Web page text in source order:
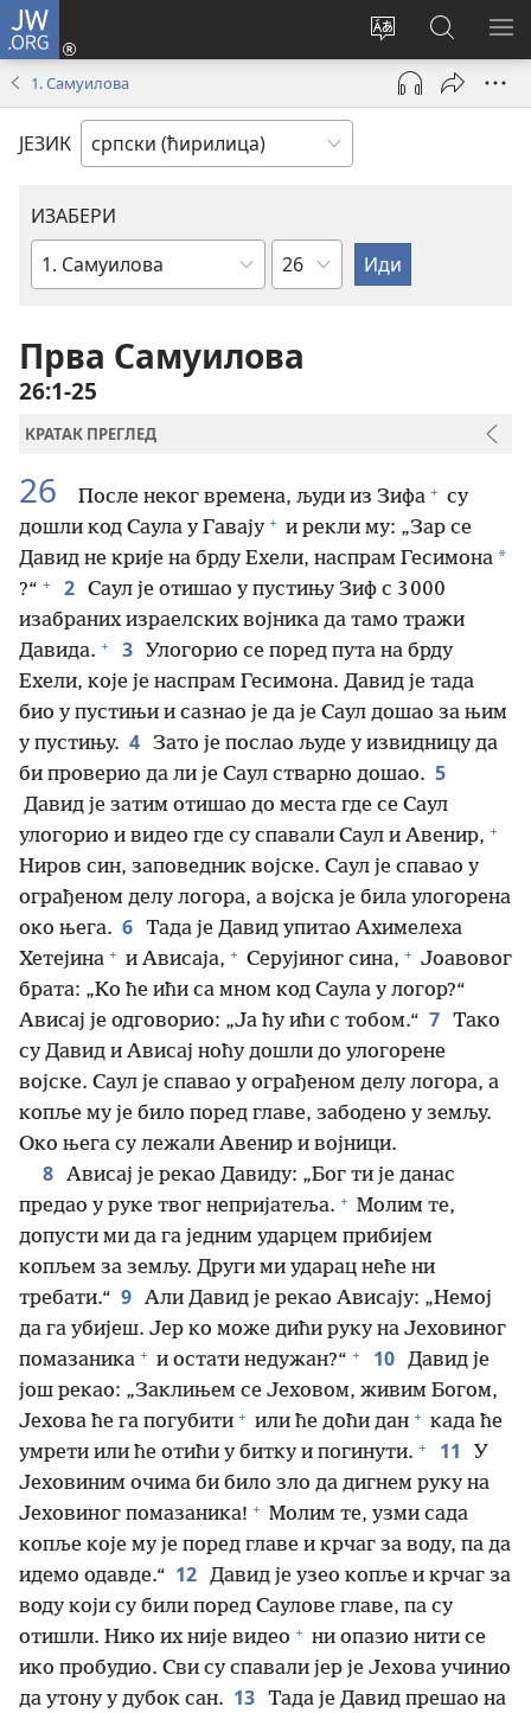
JW.ORG
Промени
језик
сајта
Пријава
(отвара
прозор)
Претрага
сајта
JW.ORG
1. Самуилова
ЈЕЗИК
ИЗАБЕРИ
Библијска
Поглавље
Прва Самуилова
26:1-25
КРАТАК ПРЕГЛЕД
26 После неког времена, људи из Зифа + су
дошли код Саула у Гавају + и рекли му: „Зар се
Давид не крије на брду Ехели, наспрам Гесимона *
?“ + 2 Саул је отишао у пустињу Зиф с 3 000
изабраних израелских војника да тамо тражи
Давида. + 3
Улогорио се поред пута на брду
Ехели, које је наспрам Гесимона. Давид је тада
био у пустињи и сазнао је да је Саул дошао за њим
у пустињу. 4 Зато је послао људе у извидницу да
би проверио да ли је Саул стварно дошао. 5
Давид је затим отишао до места где се Саул
улогорио и видео где су спавали Саул и Авенир, +
Ниров син, заповедник војске. Саул је спавао у
ограђеном делу логора, а војска је била улогорена
око њега. 6 Тада је Давид упитао Ахимелеха
Хетејина + и Ависаја, + Серујиног сина, + Јоавовог
брата: „Ко ће ићи са мном код Саула у логор?“
Ависај је одговорио: „Ја ћу ићи с тобом.“ 7 Тако
су Давид и Ависај ноћу дошли до улогорене
војске. Саул је спавао у ограђеном делу логора, а
копље му је било поред главе, забодено у земљу.
Око њега су лежали Авенир и војници.
8 Ависај је рекао Давиду: „Бог ти је данас
предао у руке твог непријатеља. + Молим те,
допусти ми да га једним ударцем прибијем
копљем за земљу. Други ми ударац неће ни
требати.“ 9 Али Давид је рекао Ависају: „Немој
да га убијеш. Јер ко може дићи руку на Јеховиног
помазаника + и остати недужан?“ + 10 Давид је
још рекао: „Заклињем се Јеховом, живим Богом,
Јехова ће га погубити + или ће доћи дан + када ће
умрети или ће отићи у битку и погинути. + 11
У
Јеховиним очима би било зло да дигнем руку на
Јеховиног помазаника! + Молим те, узми сада
копље које му је поред главе и крчаг за воду, па да
идемо одавде.“ 12 Давид је узео копље и крчаг за
воду који су били поред Саулове главе, па су
отишли. Нико их није видео + ни опазио нити се
ико пробудио. Сви су спавали јер је Јехова учинио
да утону у дубок сан. 13 Тада је Давид прешао на